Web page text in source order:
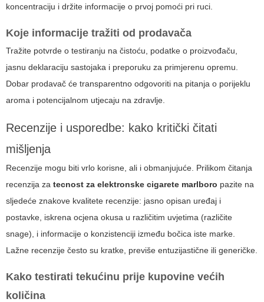
koncentraciju i držite informacije o prvoj pomoći pri ruci.
Koje informacije tražiti od prodavača
Tražite potvrde o testiranju na čistoću, podatke o proizvođaču,
jasnu deklaraciju sastojaka i preporuku za primjerenu opremu.
Dobar prodavač će transparentno odgovoriti na pitanja o porijeklu
aroma i potencijalnom utjecaju na zdravlje.
Recenzije i usporedbe: kako kritički čitati
mišljenja
Recenzije mogu biti vrlo korisne, ali i obmanjujuće. Prilikom čitanja
recenzija za tecnost za elektronske cigarete marlboro pazite na
sljedeće znakove kvalitete recenzije: jasno opisan uređaj i
postavke, iskrena ocjena okusa u različitim uvjetima (različite
snage), i informacije o konzistenciji između bočica iste marke.
Lažne recenzije često su kratke, previše entuzijastične ili generičke.
Kako testirati tekućinu prije kupovine većih
količina